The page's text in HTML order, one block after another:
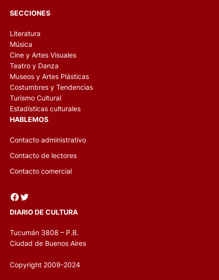
SECCIONES
Literatura
Música
Cine y Artes Visuales
Teatro y Danza
Museos y Artes Plásticas
Costumbres y Tendencias
Turismo Cultural
Estadísticas culturales
HABLEMOS
Contacto administrativo
Contacto de lectores
Contacto comercial
Facebook Twitter
DIARIO DE CULTURA
Tucumán 3808 – P.B.
Ciudad de Buenos Aires
Copyright 2009-2024